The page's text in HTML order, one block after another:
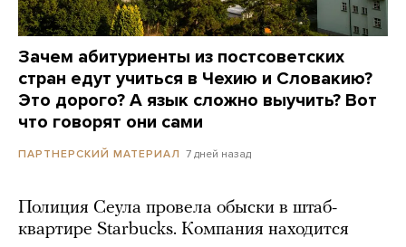
Зачем абитуриенты из постсоветских
стран едут учиться в Чехию и Словакию?
Это дорого? А язык сложно выучить? Вот
что говорят они сами
ПАРТНЕРСКИЙ МАТЕРИАЛ 7 дней назад
Полиция Сеула провела обыски в штаб-
квартире Starbucks. Компания находится